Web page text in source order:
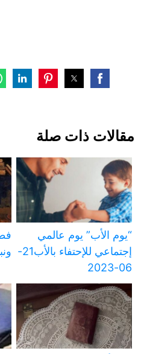
مقالات ذات صلة
“يوم الأب” يوم عالمي
إجتماعي للإحتفاء بالأب21-
06-2023